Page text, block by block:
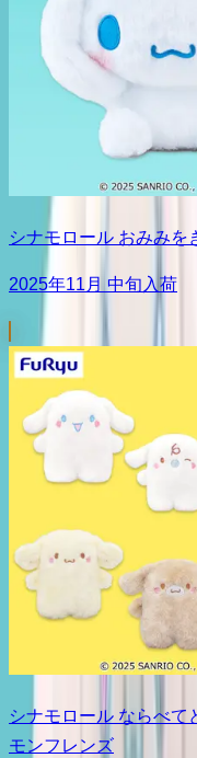
シナモロール おみみを
2025年11月 中旬入荷
シナモロール ならべて
モンフレンズ